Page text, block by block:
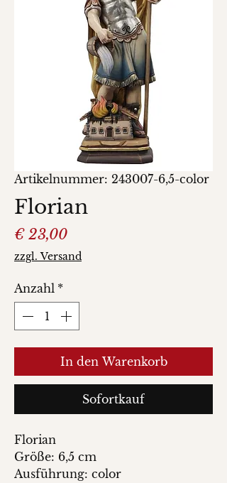
Artikelnummer: 243007-6,5-color
Florian
€ 23,00Preis
zzgl. Versand
Anzahl *
In den Warenkorb
Sofortkauf
Florian
Größe: 6,5 cm
Ausführung: color